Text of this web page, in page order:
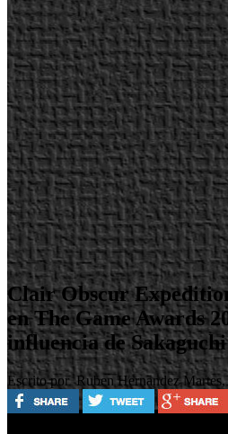
Clair Obscur
en The Game Awards
influencia de Sakaguchi
Escrito por Ruben Hernandez